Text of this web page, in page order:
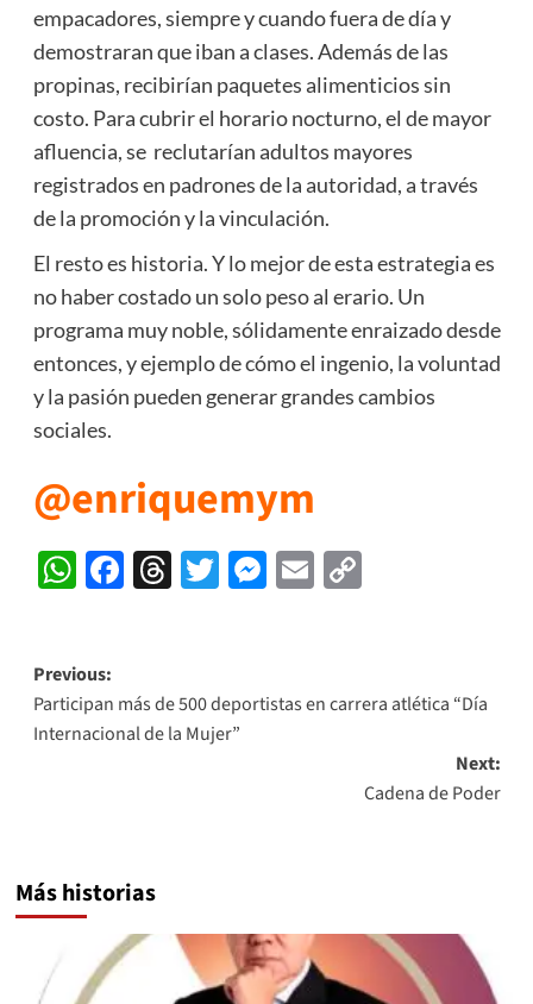
empacadores, siempre y cuando fuera de día y
demostraran que iban a clases. Además de las
propinas, recibirían paquetes alimenticios sin
costo. Para cubrir el horario nocturno, el de mayor
afluencia, se reclutarían adultos mayores
registrados en padrones de la autoridad, a través
de la promoción y la vinculación.
El resto es historia. Y lo mejor de esta estrategia es
no haber costado un solo peso al erario. Un
programa muy noble, sólidamente enraizado desde
entonces, y ejemplo de cómo el ingenio, la voluntad
y la pasión pueden generar grandes cambios
sociales.
@enriquemym
WhatsApp
Facebook
Threads
Twitter
Messenger
EmailCopy
Post
navigation
Previous:
Participan más de 500 deportistas en carrera atlética “Día
Internacional de la Mujer”
Next:
Cadena de Poder
Más historias